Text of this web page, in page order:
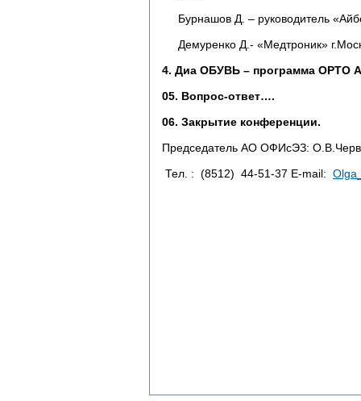
Бурнашов Д. – руководитель
Демуренко Д.- «Медтроник»
4. Диа ОБУВЬ – программа ОРТО
05. Вопрос-ответ….
06. Закрытие конференции.
Председатель АО ОФИсЭЗ:
Тел. : (8512) 44-51-37 E-mail: